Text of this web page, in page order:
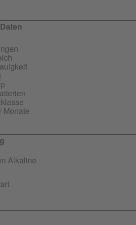
Monate
Alkaline